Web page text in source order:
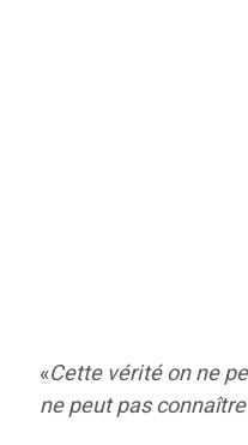
«Cette vérité on ne
ne peut pas